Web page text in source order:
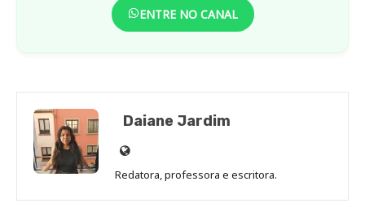
ENTRE NO CANAL
Daiane Jardim
Site
de
Redatora, professora e escritora.